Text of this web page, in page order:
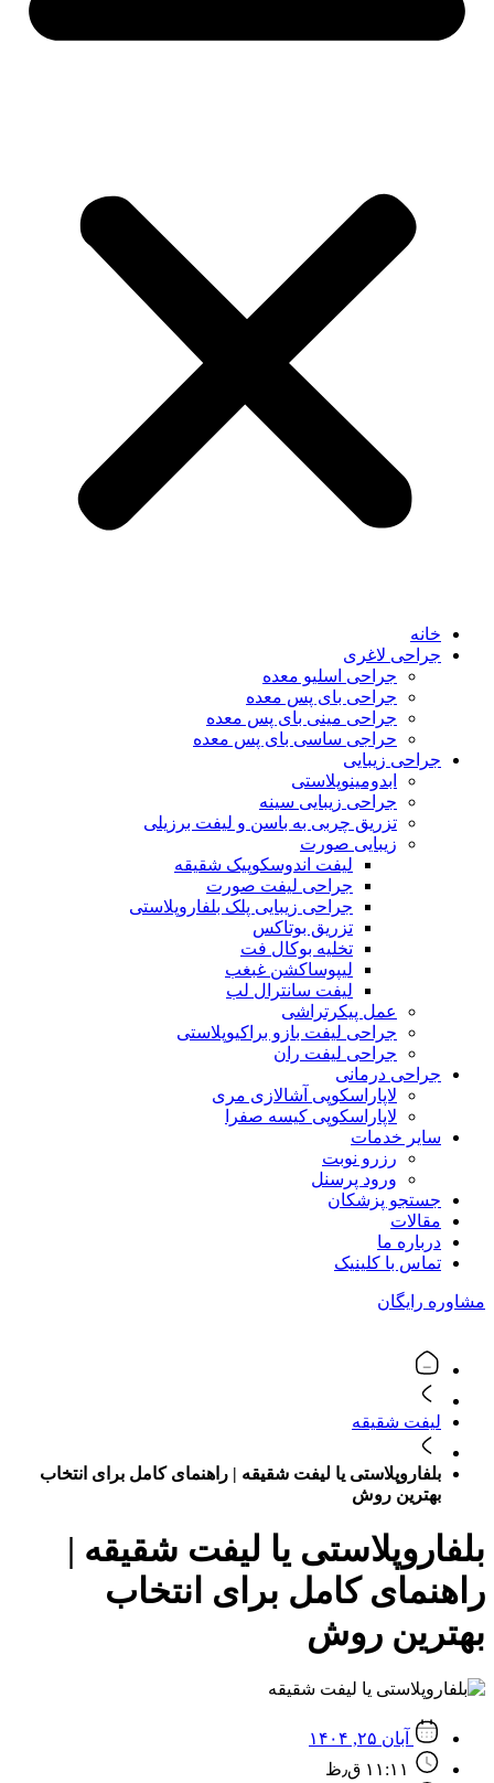
خانه
جراحی لاغری
جراحی اسلیو معده
جراحی بای پس معده
جراحی مینی بای پس معده
حراجی ساسی بای پس معده
جراحی زیبایی
ابدومینوپلاستی
جراحی زیبایی سینه
تزریق چربی به باسن و لیفت برزیلی
زیبایی صورت
لیفت اندوسکوپیک شقیقه
جراحی لیفت صورت
جراحی زیبایی پلک بلفاروپلاستی
تزریق بوتاکس
تخلیه بوکال فت
لیپوساکشن غبغب
لیفت سانترال لب
عمل پیکرتراشی
جراحی لیفت بازو براکیوپلاستی
جراحی لیفت ران
جراحی درمانی
لاپاراسکوپی آشالازی مری
لاپاراسکوپی کیسه صفرا
سایر خدمات
رزرو نوبت
ورود پرسنل
جستجو پزشکان
مقالات
درباره ما
تماس با کلینیک
مشاوره رایگان
لیفت شقیقه
بلفاروپلاستی یا لیفت شقیقه | راهنمای کامل برای انتخاب
بهترین روش
بلفاروپلاستی یا لیفت شقیقه |
راهنمای کامل برای انتخاب
بهترین روش
آبان ۲۵, ۱۴۰۴
۱۱:۱۱ ق٫ظ